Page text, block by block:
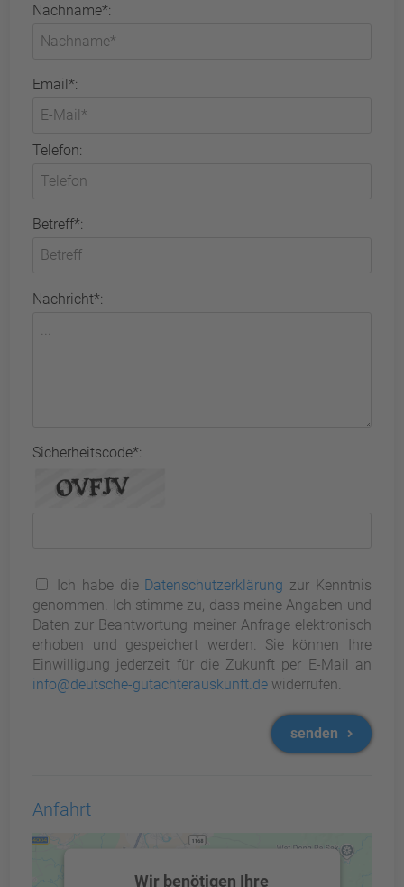
Nachname*:
Email*:
Telefon:
Betreff*:
Nachricht*:
Sicherheitscode*:
Ich habe die Datenschutzerklärung zur Kenntnis
genommen. Ich stimme zu, dass meine Angaben und
Daten zur Beantwortung meiner Anfrage elektronisch
erhoben und gespeichert werden. Sie können Ihre
Einwilligung jederzeit für die Zukunft per E-Mail an
info@deutsche-gutachterauskunft.de widerrufen.
senden
Anfahrt
Wir benötigen Ihre